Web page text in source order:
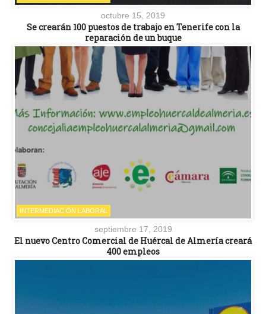
octubre 15, 2019
Se crearán 100 puestos de trabajo en Tenerife con la
reparación de un buque
INTERMEDIACIÓN LABORAL
septiembre 17, 2019
El nuevo Centro Comercial de Huércal de Almería creará
400 empleos